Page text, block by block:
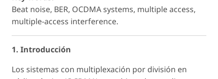
Beat noise, BER, OCDMA systems, multiple access,
multiple-access interference.
1. Introducción
Los sistemas con multiplexación por división en